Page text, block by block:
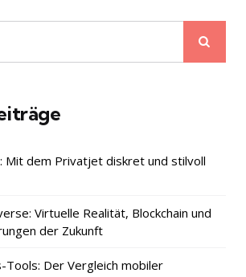
Mit dem Privatjet diskret und stilvoll
Virtuelle Realität, Blockchain und
der Zukunft
Tools: Der Vergleich mobiler